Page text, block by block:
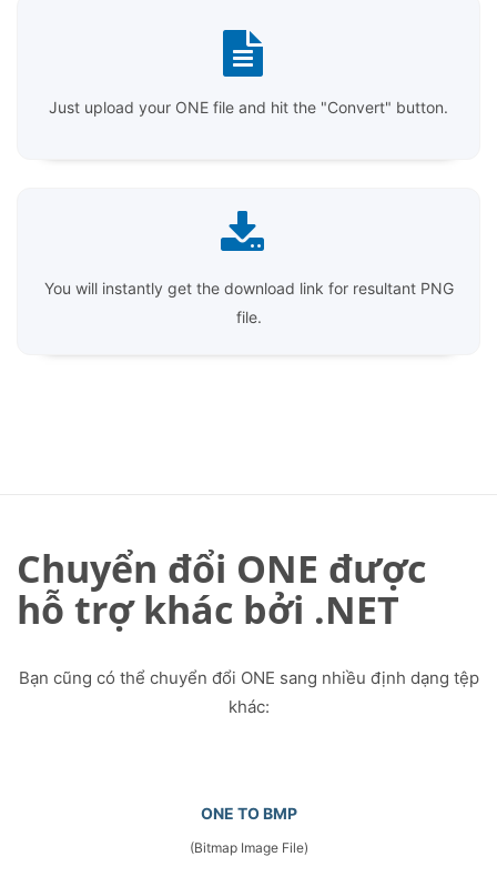
Just upload your ONE file and hit the "Convert" button.
You will instantly get the download link for resultant PNG
file.
Chuyển đổi ONE được
hỗ trợ khác bởi .NET
Bạn cũng có thể chuyển đổi ONE sang nhiều định dạng tệp
khác:
ONE TO BMP
(Bitmap Image File)